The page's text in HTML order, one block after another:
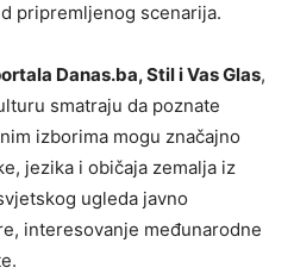
pripremljenog scenarija.
Danas.ba, Stil i Vas Glas,
smatraju da poznate
izborima mogu značajno
jezika i običaja zemalja iz
ugleda javno
interesovanje međunarodne